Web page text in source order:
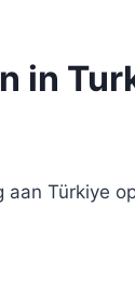
in
Türkiye